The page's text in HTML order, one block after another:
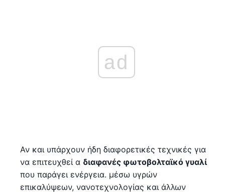
ad
Αν και υπάρχουν ήδη διαφορετικές τεχνικές για
να επιτευχθεί α διαφανές φωτοβολταϊκό γυαλί
που παράγει ενέργεια. μέσω υγρών
επικαλύψεων, νανοτεχνολογίας και άλλων